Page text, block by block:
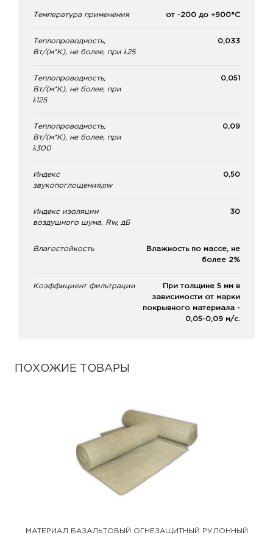
Температура применения от -200 до +900°С
Теплопроводность,
Вт/(м*К), не более, при λ25
0,033
Теплопроводность,
Вт/(м*К), не более, при
λ125
0,051
Теплопроводность,
Вт/(м*К), не более, при
λ300
0,09
Индекс
звукопоглощения,αw
0,50
Индекс изоляции
воздушного шума, Rw, дБ
30
Влагостойкость
Влажность по массе, не
более 2%
Коэффициент фильтрации
При толщине 5 мм в
зависимости от марки
покрывного материала -
0,05-0,09 м/с.
ПОХОЖИЕ ТОВАРЫ
МАТЕРИАЛ БАЗАЛЬТОВЫЙ ОГНЕЗАЩИТНЫЙ РУЛОННЫЙ